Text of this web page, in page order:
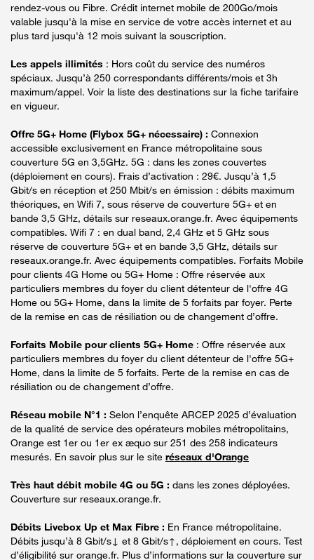
rendez-vous ou Fibre. Crédit internet mobile de 200Go/mois
valable jusqu'à la mise en service de votre accès internet et au
plus tard jusqu'à 12 mois suivant la souscription.
Les appels illimités : Hors coût du service des numéros
spéciaux. Jusqu’à 250 correspondants différents/mois et 3h
maximum/appel. Voir la liste des destinations sur la fiche tarifaire
en vigueur.
Offre 5G+ Home (Flybox 5G+ nécessaire) : Connexion
accessible exclusivement en France métropolitaine sous
couverture 5G en 3,5GHz. 5G : dans les zones couvertes
(déploiement en cours). Frais d’activation : 29€. Jusqu’à 1,5
Gbit/s en réception et 250 Mbit/s en émission : débits maximum
théoriques, en Wifi 7, sous réserve de couverture 5G+ et en
bande 3,5 GHz, détails sur reseaux.orange.fr. Avec équipements
compatibles. Wifi 7 : en dual band, 2,4 GHz et 5 GHz sous
réserve de couverture 5G+ et en bande 3,5 GHz, détails sur
reseaux.orange.fr. Avec équipements compatibles. Forfaits Mobile
pour clients 4G Home ou 5G+ Home : Offre réservée aux
particuliers membres du foyer du client détenteur de l'offre 4G
Home ou 5G+ Home, dans la limite de 5 forfaits par foyer. Perte
de la remise en cas de résiliation ou de changement d’offre.
Forfaits Mobile pour clients 5G+ Home : Offre réservée aux
particuliers membres du foyer du client détenteur de l'offre 5G+
Home, dans la limite de 5 forfaits. Perte de la remise en cas de
résiliation ou de changement d’offre.
Réseau mobile N°1 : Selon l’enquête ARCEP 2025 d’évaluation
de la qualité de service des opérateurs mobiles métropolitains,
Orange est 1er ou 1er ex æquo sur 251 des 258 indicateurs
mesurés. En savoir plus sur le site réseaux d'Orange
Très haut débit mobile 4G ou 5G : dans les zones déployées.
Couverture sur reseaux.orange.fr.
Débits Livebox Up et Max Fibre : En France métropolitaine.
Débits jusqu’à 8 Gbit/s↓ et 8 Gbit/s↑, déploiement en cours. Test
d’éligibilité sur orange.fr. Plus d’informations sur la couverture sur